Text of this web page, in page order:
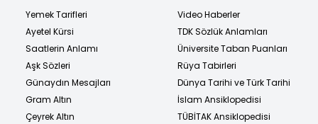
Yemek Tarifleri
Ayetel Kürsi
Saatlerin Anlamı
Aşk Sözleri
Günaydın Mesajları
Gram Altın
Çeyrek Altın
Video Haberler
TDK Sözlük Anlamları
Üniversite Taban Puanları
Rüya Tabirleri
Dünya Tarihi ve Türk Tarihi
İslam Ansiklopedisi
TÜBİTAK Ansiklopedisi